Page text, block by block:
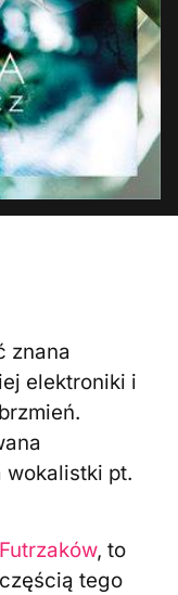
znana
elektroniki i
wokalistki pt.
, to
tego